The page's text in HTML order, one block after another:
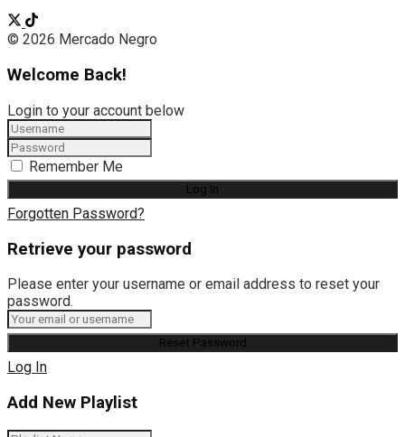
© 2026 Mercado Negro
Welcome Back!
Login to your account below
Remember Me
Forgotten Password?
Retrieve your password
Please enter your username or email address to reset your
password.
Log In
Add New Playlist